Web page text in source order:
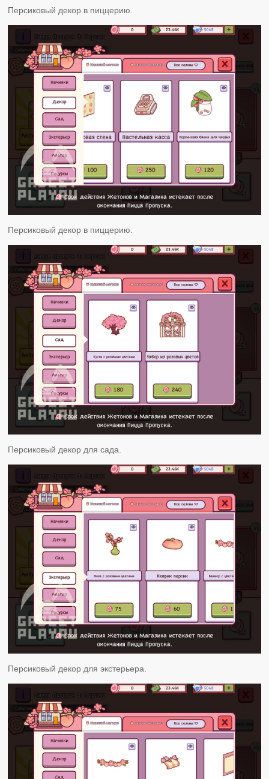
Персиковый декор в пиццерию.
Персиковый декор в пиццерию.
Персиковый декор для сада.
Персиковый декор для экстерьера.